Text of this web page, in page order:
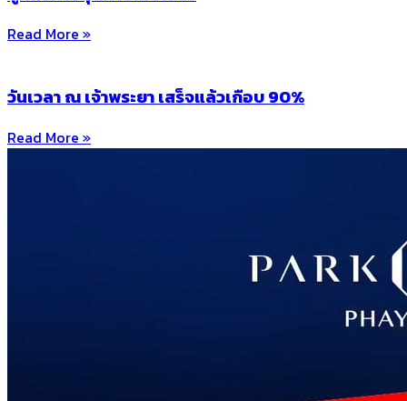
Read More »
วันเวลา ณ เจ้าพระยา เสร็จแล้วเกือบ 90%
Read More »